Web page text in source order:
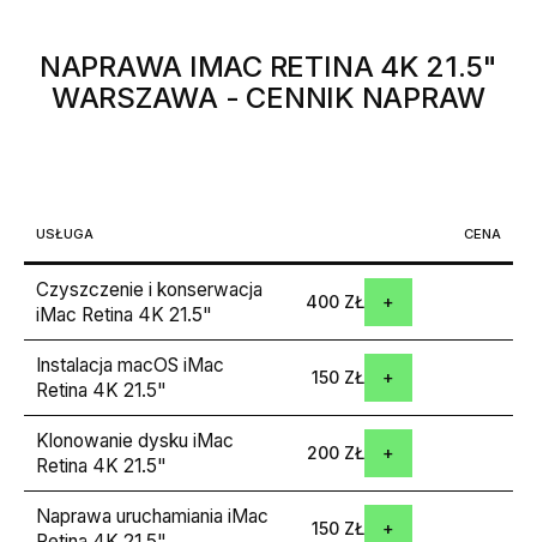
NAPRAWA IMAC RETINA 4K 21.5"
WARSZAWA - CENNIK NAPRAW
USŁUGA CENA
Czyszczenie i konserwacja
iMac Retina 4K 21.5"
400 ZŁ
Instalacja macOS iMac
Retina 4K 21.5"
150 ZŁ
Klonowanie dysku iMac
Retina 4K 21.5"
200 ZŁ
Naprawa uruchamiania iMac
150 ZŁ